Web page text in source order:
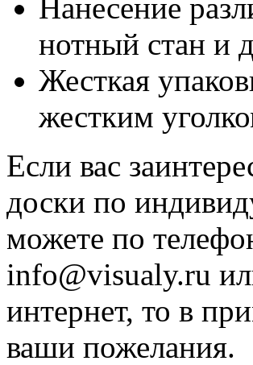
Нанесение
нотный стан и
Жесткая
жестким
Если вас
доски по
можете по
info@visualy.ru
интернет, то в
ваши пожелания.